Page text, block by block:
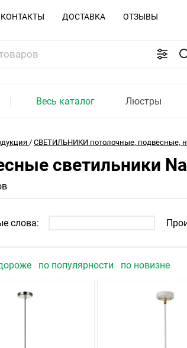
КОНТАКТЫ ДОСТАВКА ОТЗЫВЫ
Весь каталог Люстры
/ СВЕТИЛЬНИКИ потолочные, подвесные,
светильники
слова:
по популярности по новизне